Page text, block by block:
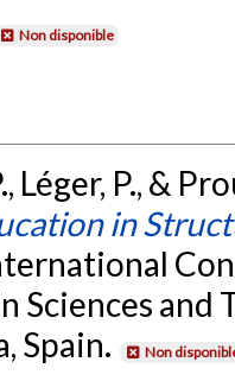
Non disponible
Léger, P., &
in
Sciences and
Spain.
Non